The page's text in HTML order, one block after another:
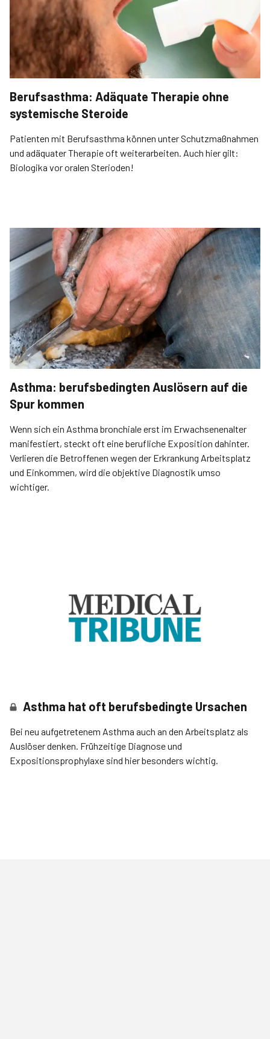
Berufsasthma: Adäquate Therapie ohne
systemische Steroide
Patienten mit Berufsasthma können unter Schutzmaßnahmen
und adäquater Therapie oft weiterarbeiten. Auch hier gilt:
Biologika vor oralen Sterioden!
Asthma: berufsbedingten Auslösern auf die
Spur kommen
Wenn sich ein Asthma bronchiale erst im Erwachsenenalter
manifestiert, steckt oft eine berufliche Exposition dahinter.
Verlieren die Betroffenen wegen der Erkrankung Arbeitsplatz
und Einkommen, wird die objektive Diagnostik umso
wichtiger.
Asthma hat oft berufsbedingte Ursachen
Bei neu aufgetretenem Asthma auch an den Arbeitsplatz als
Auslöser denken. Frühzeitige Diagnose und
Expositionsprophylaxe sind hier besonders wichtig.